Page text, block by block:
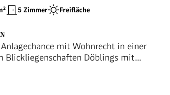
5 Zimmer Freifläche
mit Wohnrecht in einer
Blickliegenschaften Döblings mit